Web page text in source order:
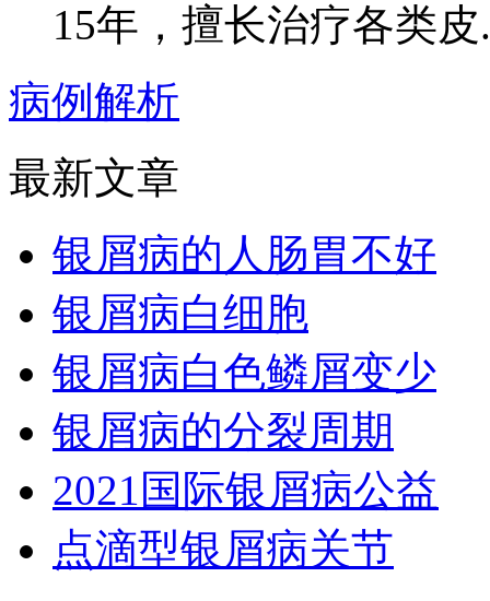
15年，擅长治疗各类皮
病例解析
最新文章
银屑病的人肠胃不好
银屑病白细胞
银屑病白色鳞屑变少
银屑病的分裂周期
2021国际银屑病公益
点滴型银屑病关节